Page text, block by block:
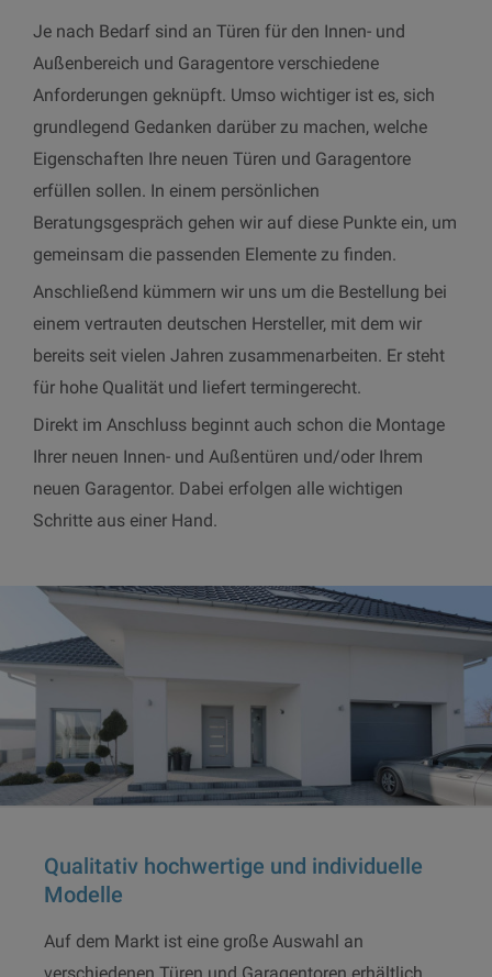
Je nach Bedarf sind an Türen für den Innen- und
Außenbereich und Garagentore verschiedene
Anforderungen geknüpft. Umso wichtiger ist es, sich
grundlegend Gedanken darüber zu machen, welche
Eigenschaften Ihre neuen Türen und Garagentore
erfüllen sollen. In einem persönlichen
Beratungsgespräch gehen wir auf diese Punkte ein, um
gemeinsam die passenden Elemente zu finden.
Anschließend kümmern wir uns um die Bestellung bei
einem vertrauten deutschen Hersteller, mit dem wir
bereits seit vielen Jahren zusammenarbeiten. Er steht
für hohe Qualität und liefert termingerecht.
Direkt im Anschluss beginnt auch schon die Montage
Ihrer neuen Innen- und Außentüren und/oder Ihrem
neuen Garagentor. Dabei erfolgen alle wichtigen
Schritte aus einer Hand.
Qualitativ hochwertige und individuelle
Modelle
Auf dem Markt ist eine große Auswahl an